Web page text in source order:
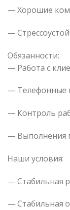
— Хорошие
—
Обязанности:
— Работа с
— Телефонные
— Контроль
— Выполнения
Наши условия:
— Стабильная
— Стабильная